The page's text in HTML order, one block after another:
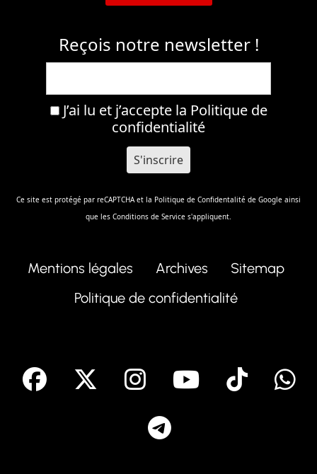
Reçois notre newsletter !
J’ai lu et j’accepte la Politique de
confidentialité
Ce site est protégé par reCAPTCHA et la Politique de Confidentalité de Google ainsi
que les Conditions de Service s'appliquent.
Mentions légales Archives
Sitemap
Politique de confidentialité
facebook Instagram
Youtube
Tik